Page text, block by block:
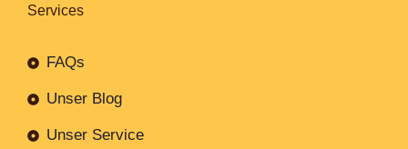
Services
FAQs
Unser Blog
Unser Service